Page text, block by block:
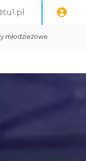
młodzieżowe